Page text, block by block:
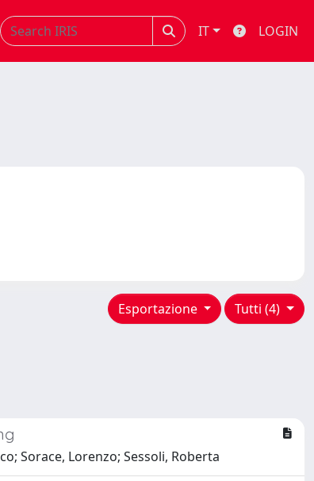
IT LOGIN
Tutti (4)
Esportazione
Sorace, Lorenzo; Sessoli, Roberta